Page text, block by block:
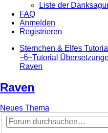
Liste der
FAQ
Anmelden
Registrieren
Sternchen & Elfes
~წ~Tutorial
Raven
Raven
Neues Thema